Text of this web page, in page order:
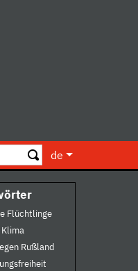
de
Flüchtlinge
Klima
Rußland